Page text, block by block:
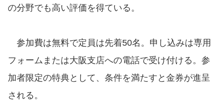
の分野でも高い評価を得ている。
参加費は無料で定員は先着50名。申し込みは専用
フォームまたは大阪支店への電話で受け付ける。参
加者限定の特典として、条件を満たすと金券が進呈
される。